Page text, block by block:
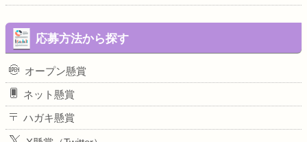
応募方法から探す
オープン懸賞
ネット懸賞
ハガキ懸賞